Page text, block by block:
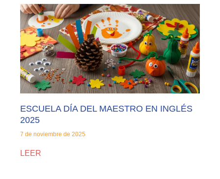
ESCUELA DÍA DEL MAESTRO EN INGLÉS
2025
7 de noviembre de 2025
LEER